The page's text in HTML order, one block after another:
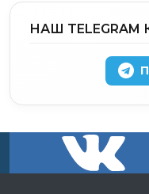
НАШ TELEGRAM